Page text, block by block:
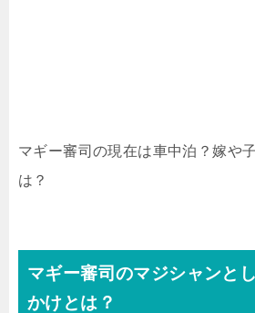
マギー審司の現在は車中泊？嫁や
は？
マギー審司のマジシャンと
かけとは？